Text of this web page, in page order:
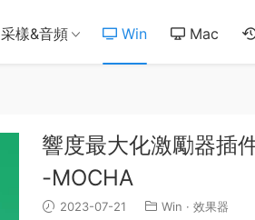
采樣&音頻 Win Mac
響度最大化激勵器插
-MOCHA
2023-07-21 Win · 效果器